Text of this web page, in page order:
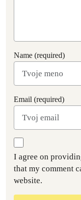
Name (required)
Email (required)
I agree on
that my comment
website.